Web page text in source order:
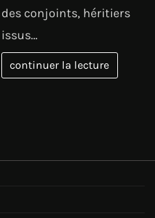
des conjoints, héritiers
issus…
continuer la lecture